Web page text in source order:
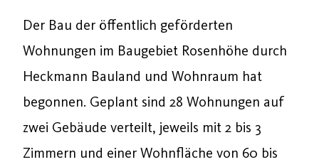
Der Bau der öffentlich geförderten
Wohnungen im Baugebiet Rosenhöhe durch
Heckmann Bauland und Wohnraum hat
begonnen. Geplant sind 28 Wohnungen auf
zwei Gebäude verteilt, jeweils mit 2 bis 3
Zimmern und einer Wohnfläche von 60 bis